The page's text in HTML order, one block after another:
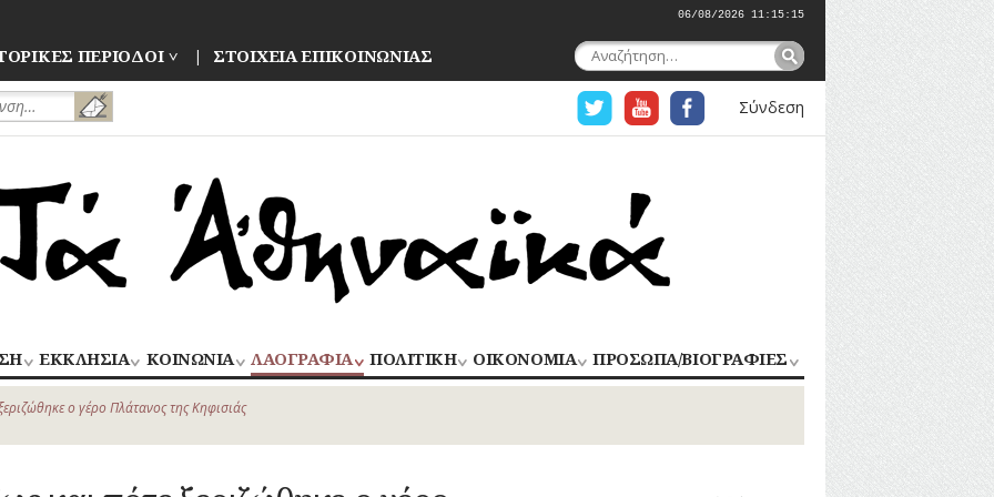
06/08/2026 11:15:16
ΠΕΡΙΟΔΟΙ ΣΤΟΙΧΕΙΑ ΕΠΙΚΟΙΝΩΝΙΑΣ Αναζήτηση
για:
Σύνδεση
ΕΚΚΛΗΣΙΑ
ΝΑΟΙ
–
ΜΟΝΕΣ
ΚΟΙΝΩΝΙΑ
ΑΝΘΡΩΠΙΝΕΣ
ΙΣΤΟΡΙΕΣ
ΑΣΤΥΝΟΜΙΑ
ΛΑΟΓΡΑΦΙΑ
ΛΑΙΚΗ
ΠΟΛΙΤΙΚΗ
ΕΚΛΟΓΕΣ
ΚΙΝΗΜΑΤΑ
ΟΙΚΟΝΟΜΙΑ
ΒΙΟΜΗΧΑΝΙΑ
ΠΡΟΣΩΠΑ/ΒΙΟΓΡΑΦΙΕΣ
ΑΓΩΝΙΣΤΕΣ
ΑΡΧΙΤΕΚΤΟΝΕΣ
ο γέρο Πλάτανος της Κηφισιάς